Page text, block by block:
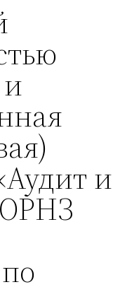
и